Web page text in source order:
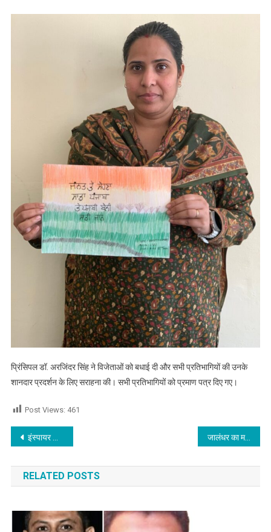
प्रिंसिपल डॉ. अरजिंदर सिंह ने विजेताओं को बधाई दी और सभी प्रतिभागियों की उनके
शानदार प्रदर्शन के लिए सराहना की। सभी प्रतिभागियों को प्रमाण पत्र दिए गए।
Post Views: 461
Post navigation
इंस्पायर अवार्ड्स – मानक में इनोसेंट हार्ट्स के विद्यार्थियों ने मारी बाजी : प्रोटोटाइप या वर्किंग मॉडल बनाने के लिए चयनित जालंधर का मशहूर दुकानदार एक बार फिर विवादों में,अपने ही मुलाजिम पर चला दी गोली,पढ़े
RELATED POSTS